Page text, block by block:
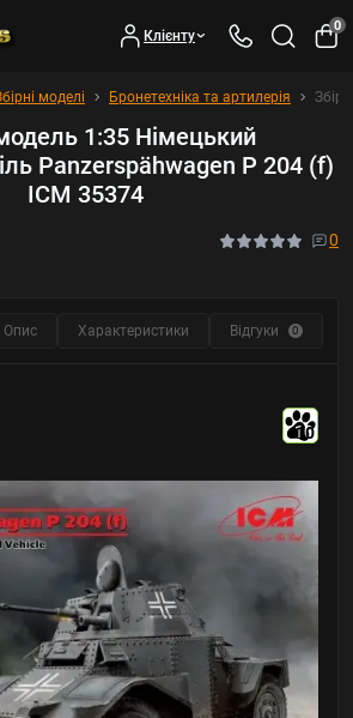
Клієнту
0
моделі Бронетехніка та артилерія
1:35 Німецький
Panzerspähwagen P 204 (f)
ICM 35374
0
Опис Характеристики Відгуки 0
10